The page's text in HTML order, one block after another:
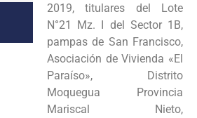
2019, titulares del Lote
N°21 Mz. I del Sector 1B,
pampas de San Francisco,
Asociación de Vivienda «El
Paraíso», Distrito
Moquegua Provincia
Mariscal Nieto,